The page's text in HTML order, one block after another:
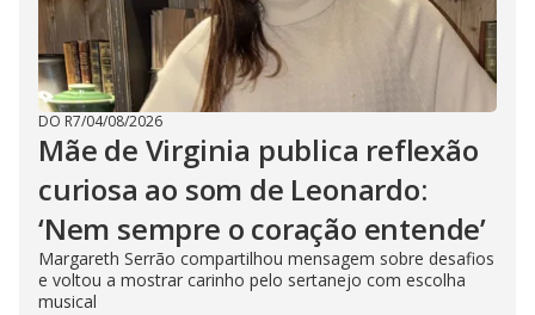
DO R7/04/08/2026
Mãe de Virginia publica reflexão
curiosa ao som de Leonardo:
‘Nem sempre o coração entende’
Margareth Serrão compartilhou mensagem sobre desafios
e voltou a mostrar carinho pelo sertanejo com escolha
musical